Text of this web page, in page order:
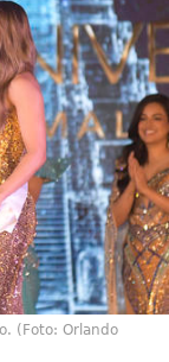
(Foto: Orlando